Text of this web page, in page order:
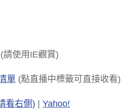
(請使用IE觀賞)
單 (點直播中標籤可直接收看)
看右側) Yahoo!